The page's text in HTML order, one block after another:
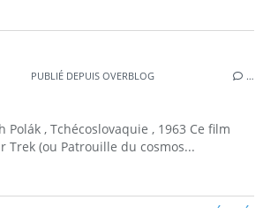
PUBLIÉ DEPUIS OVERBLOG …
Polák , Tchécoslovaquie , 1963 Ce film
Trek (ou Patrouille du cosmos...